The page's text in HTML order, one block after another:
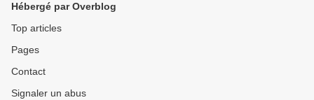
Hébergé par Overblog
Top articles
Pages
Contact
Signaler un abus